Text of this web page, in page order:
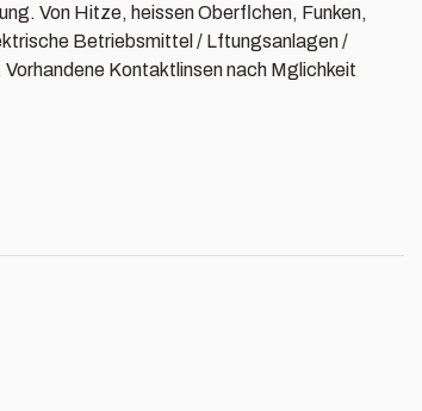
Von Hitze, heissen Oberflchen, Funken,
Betriebsmittel / Lftungsanlagen /
Kontaktlinsen nach Mglichkeit